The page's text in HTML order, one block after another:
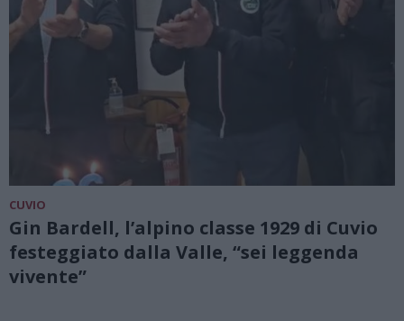
CUVIO
Gin Bardell, l’alpino classe 1929 di Cuvio
festeggiato dalla Valle, “sei leggenda
vivente”